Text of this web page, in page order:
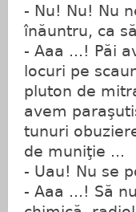
- Nu! Nu! Nu
înăuntru, ca
- Aaa ...! Păi
locuri pe
pluton de
avem
tunuri
de muniţie ...
- Uau! Nu se
- Aaa ...! Să